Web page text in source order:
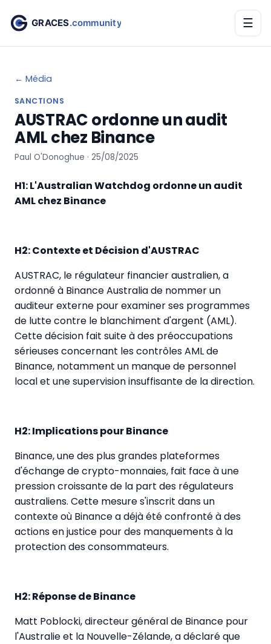
☰
← Média
SANCTIONS
AUSTRAC ordonne un audit
AML chez Binance
Paul O'Donoghue · 25/08/2025
H1: L'Australian Watchdog ordonne un audit
AML chez Binance
H2: Contexte et Décision d'AUSTRAC
AUSTRAC, le régulateur financier australien, a
ordonné à Binance Australia de nommer un
auditeur externe pour examiner ses programmes
de lutte contre le blanchiment d'argent (AML).
Cette décision fait suite à des préoccupations
sérieuses concernant les contrôles AML de
Binance, notamment un manque de personnel
local et une supervision insuffisante de la direction.
H2: Implications pour Binance
Binance, une des plus grandes plateformes
d'échange de crypto-monnaies, fait face à une
pression croissante de la part des régulateurs
australiens. Cette mesure s'inscrit dans un
contexte où Binance a déjà été confronté à des
actions en justice pour des manquements à la
protection des consommateurs.
H2: Réponse de Binance
Matt Poblocki, directeur général de Binance pour
l'Australie et la Nouvelle-Zélande, a déclaré que